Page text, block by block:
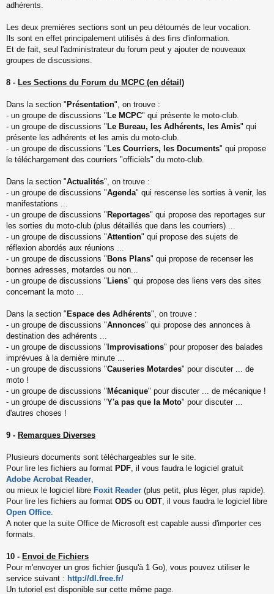
adhérents.
Les deux premières sections sont un peu détournés de leur vocation.
Ils sont en effet principalement utilisés à des fins d'information.
Et de fait, seul l'administrateur du forum peut y ajouter de nouveaux
groupes de discussions.
8 - Les Sections du Forum du MCPC (en détail)
Dans la section " Présentation", on trouve :
- un groupe de discussions " Le MCPC" qui présente le moto-club.
- un groupe de discussions " Le Bureau, les Adhérents, les Amis" qui
présente les adhérents et les amis du moto-club.
- un groupe de discussions " Les Courriers, les Documents" qui propose
le téléchargement des courriers "officiels" du moto-club.
Dans la section "Actualités", on trouve :
- un groupe de discussions "Agenda" qui rescense les sorties à venir, les
manifestations ...
- un groupe de discussions " Reportages" qui propose des reportages sur
les sorties du moto-club (plus détaillés que dans les courriers) ...
- un groupe de discussions "Attention" qui propose des sujets de
réflexion abordés aux réunions ...
- un groupe de discussions " Bons Plans" qui propose de recenser les
bonnes adresses, motardes ou non...
- un groupe de discussions " Liens" qui propose des liens vers des sites
concernant la moto ...
Dans la section " Espace des Adhérents", on trouve :
- un groupe de discussions "Annonces" qui propose des annonces à
destination des adhérents ...
- un groupe de discussions " Improvisations" pour proposer des balades
imprévues à la dernière minute ...
- un groupe de discussions "Causeries Motardes" pour discuter ... de
moto !
- un groupe de discussions " Mécanique" pour discuter ... de mécanique !
- un groupe de discussions "Y'a pas que la Moto" pour discuter ...
d'autres choses !
9 - Remarques Diverses
Plusieurs documents sont téléchargeables sur le site.
Pour lire les fichiers au format PDF, il vous faudra le logiciel gratuit
Adobe Acrobat Reader,
ou mieux le logiciel libre Foxit Reader (plus petit, plus léger, plus rapide).
Pour lire les fichiers au format ODS ou ODT, il vous faudra le logiciel libre
Open Office.
A noter que la suite Office de Microsoft est capable aussi d'importer ces
formats.
10 - Envoi de Fichiers
Pour m'envoyer un gros fichier (jusqu'à 1 Go), vous pouvez utiliser le
service suivant : http://dl.free.fr/
Un tutoriel est disponible sur cette même page.